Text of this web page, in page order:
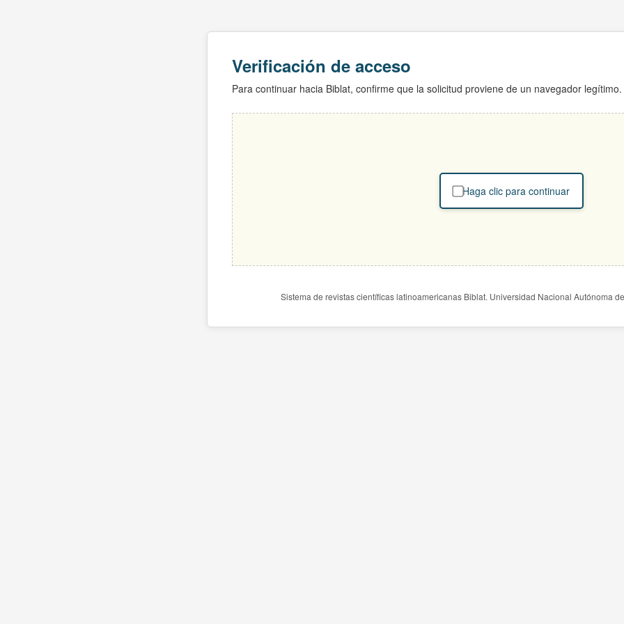
Verificación de acceso
Para continuar hacia Biblat, confirme que la solicitud proviene de un navegador legítimo.
Haga clic para continuar
Sistema de revistas científicas latinoamericanas Biblat. Universidad Nacional Autónoma